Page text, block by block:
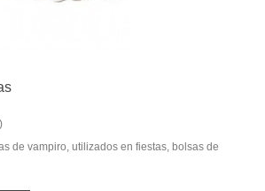
de vampiro, utilizados en fiestas, bolsas de